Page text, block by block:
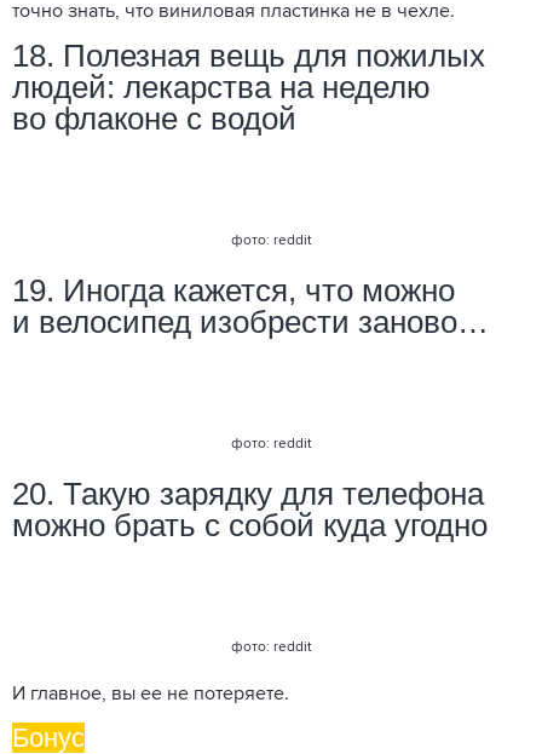
точно знать, что виниловая пластинка не в чехле.
18. Полезная вещь для пожилых
людей: лекарства на неделю
во флаконе с водой
фото: reddit
19. Иногда кажется, что можно
и велосипед изобрести заново…
фото: reddit
20. Такую зарядку для телефона
можно брать с собой куда угодно
фото: reddit
И главное, вы ее не потеряете.
Бонус